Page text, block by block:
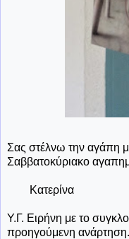
Σας στέλνω την αγάπη
Σαββατοκύριακο
Κατερίνα
Υ.Γ. Ειρήνη με το
προηγούμενη